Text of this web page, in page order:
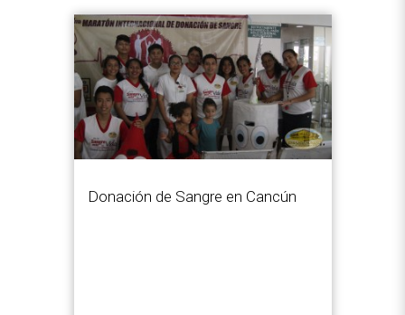
Donación de Sangre en Cancún